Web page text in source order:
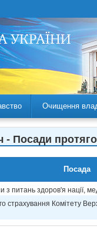
Очищення
- Посади
Посада
з питань здоров'я нації,
страхування Комітету